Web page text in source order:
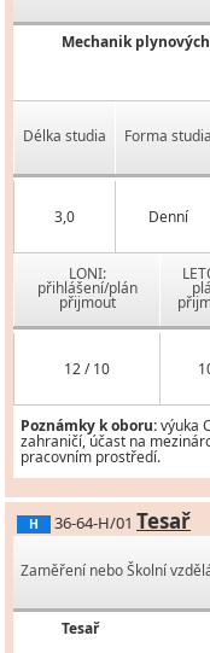
Mechanik
Délka studia Forma studia
3,0 Denní
LONI:
přihlášení/plán
přijmout
12 / 10
Poznámky k oboru:výuka
zahraničí, účast na
pracovním prostředí.
H 36-64-H/01 Tesař
Zaměření nebo Školní
Tesař